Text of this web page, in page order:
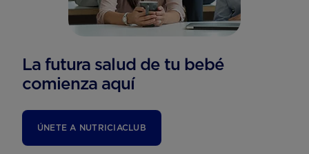
La futura salud de tu bebé
comienza aquí
ÚNETE A NUTRICIACLUB